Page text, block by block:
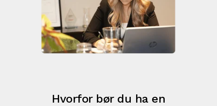
Hvorfor bør du ha en